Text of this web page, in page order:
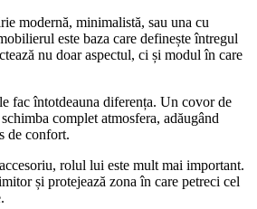
modernă, minimalistă, sau una cu
este baza care definește întregul
nu doar aspectul, ci și modul în care
fac întotdeauna diferența. Un covor de
complet atmosfera, adăugând
de confort.
rolul lui este mult mai important.
și protejează zona în care petreci cel